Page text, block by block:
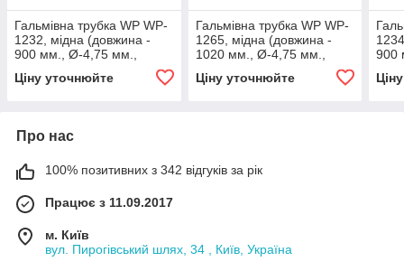
Гальмівна трубка WP WP-
1232, мідна (довжина -
900 мм., Ø-4,75 мм.,
Ціну уточнюйте
Гальмівна трубка WP WP-
1265, мідна (довжина -
1020 мм., Ø-4,75 мм.,
Ціну уточнюйте
900
Про нас
100% позитивних з 342 відгуків за рік
Працює з 11.09.2017
м. Київ
вул. Пирогівський шлях, 34 , Київ, Україна